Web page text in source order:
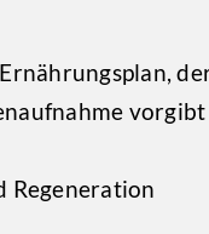
vorgibt
Regeneration